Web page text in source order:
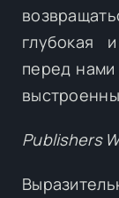
глубокая
перед
Publishers